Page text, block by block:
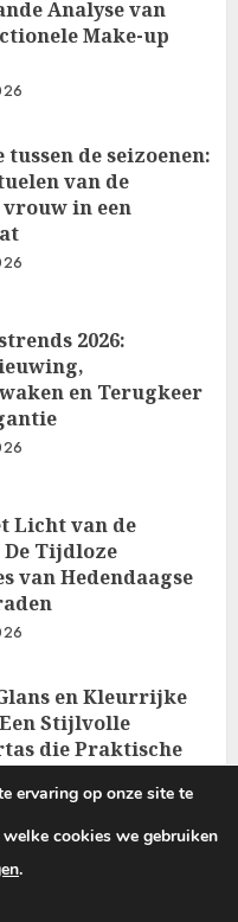
Analyse van
Make-up
de seizoenen:
van de
in een
2026:
en Terugkeer
Licht van de
De Tijdloze
van Hedendaagse
en Kleurrijke
Stijlvolle
die Praktische
ervaring op onze site te
cookies we gebruiken
.